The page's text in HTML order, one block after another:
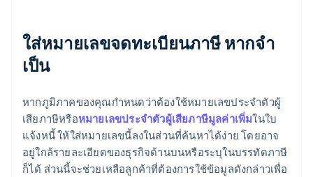
ใส่หมายเลขจดทะเบียนภาษี หากจํา
เป็น
หากภูมิภาคของคุณกําหนดว่าต้องใช้หมายเลขประจําตัวผู้
เสียภาษีหรือหมายเลขประจําตัวผู้เสียภาษีมูลค่าเพิ่มในใบ
แจ้งหนี้ ให้ใส่หมายเลขนี้ลงในส่วนที่ค้นหาได้ง่าย โดยอาจ
อยู่ใกล้รายละเอียดของธุรกิจด้านบนหรือระบุในบรรทัดภาษี
ก็ได้ ส่วนนี้จะช่วยเหลือลูกค้าที่ต้องการใช้ข้อมูลดังกล่าวเพื่อ